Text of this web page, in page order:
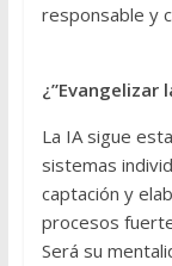
responsable y
¿”Evangelizar
La IA sigue
sistemas
captación y
procesos
Será su